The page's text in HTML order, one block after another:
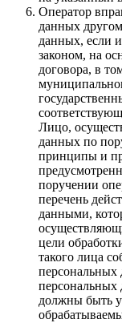
Оператор
данных
данных, если
законом, на
договора, в
Лицо,
данных по
принципы и
поручении
перечень
данными,
цели
такого лица
персональных
персональных
должны быть